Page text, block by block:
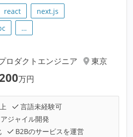
react
next.js
…
ロダクトエンジニア
東京
万円
言語未経験可
アジャイル開発
B2Bのサービスを運営